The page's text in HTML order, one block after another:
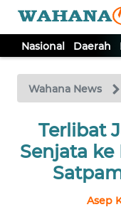
Nasional Daerah
Wahana News
Terlibat
Senjata ke
Asep
TV
Tutup
NASIONAL
DAERAH